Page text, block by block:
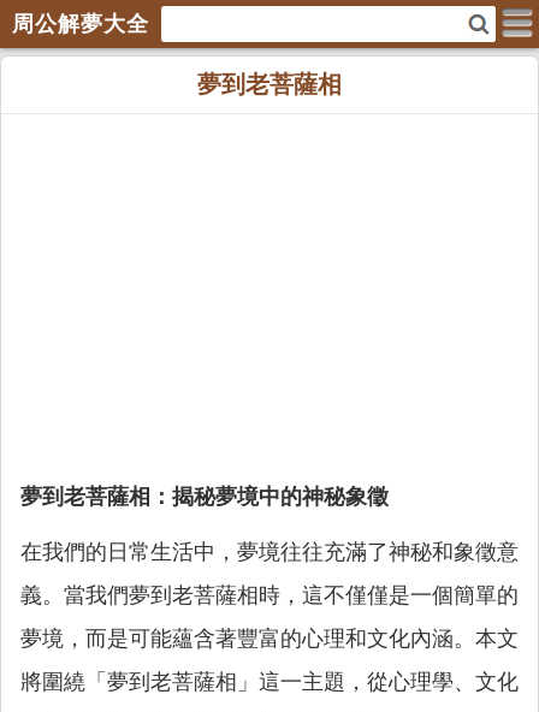
周公解夢大全
夢到老菩薩相
夢到老菩薩相：揭秘夢境中的神秘象徵
在我們的日常生活中，夢境往往充滿了神秘和象徵意
義。當我們夢到老菩薩相時，這不僅僅是一個簡單的
夢境，而是可能蘊含著豐富的心理和文化內涵。本文
將圍繞「夢到老菩薩相」這一主題，從心理學、文化